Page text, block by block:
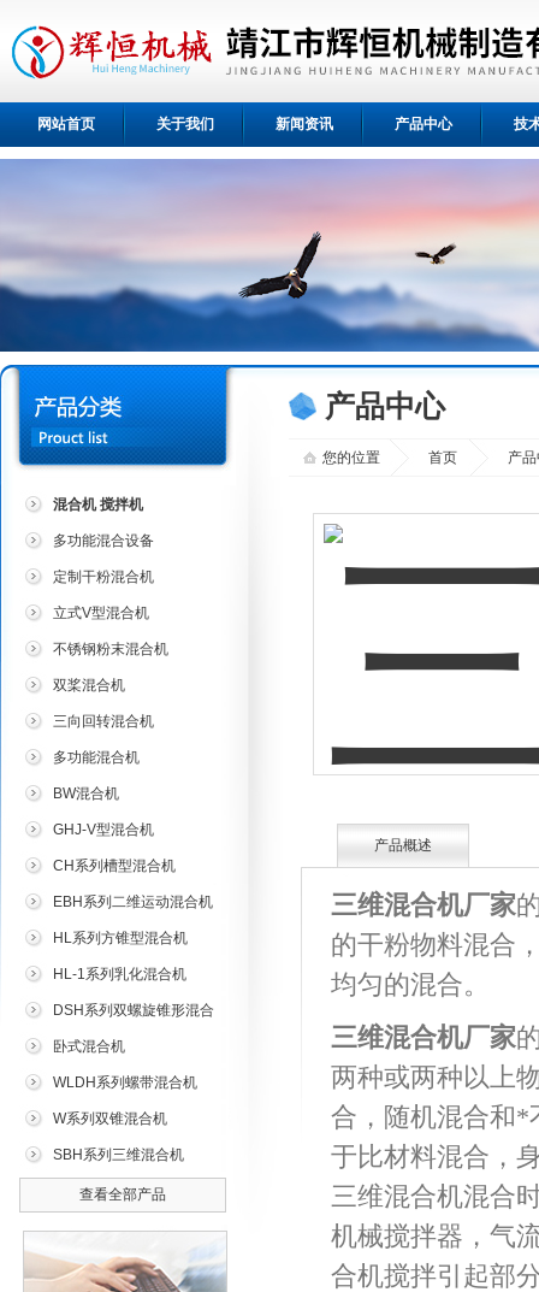
网站首页 关于我们 新闻资讯 产品中心 技
混合机 搅拌机
多功能混合设备
定制干粉混合机
立式V型混合机
不锈钢粉末混合机
双桨混合机
三向回转混合机
多功能混合机
BW混合机
GHJ-V型混合机
CH系列槽型混合机
EBH系列二维运动混合机
HL系列方锥型混合机
HL-1系列乳化混合机
DSH系列双螺旋锥形混合
机
卧式混合机
WLDH系列螺带混合机
W系列双锥混合机
SBH系列三维混合机
查看全部产品
产品中心
您的位置 首页 产
产品概述
三维混合机厂家
的干粉物料混合
均匀的混合。
三维混合机厂家
两种或两种以上
合，随机混合和*
于比材料混合，
三维混合机混合
机械搅拌器，气
合机搅拌引起部